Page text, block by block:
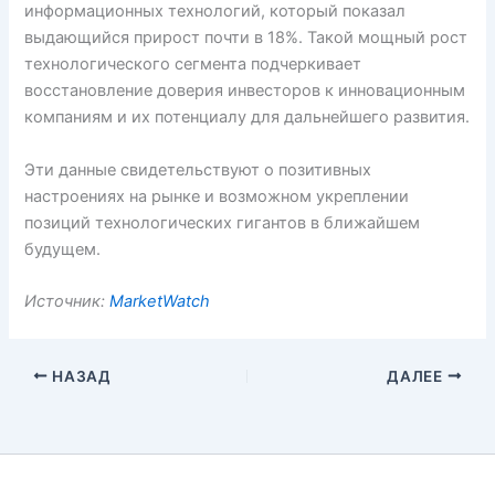
информационных технологий, который показал
выдающийся прирост почти в 18%. Такой мощный рост
технологического сегмента подчеркивает
восстановление доверия инвесторов к инновационным
компаниям и их потенциалу для дальнейшего развития.
Эти данные свидетельствуют о позитивных
настроениях на рынке и возможном укреплении
позиций технологических гигантов в ближайшем
будущем.
Источник:MarketWatch
НАЗАД ДАЛЕЕ